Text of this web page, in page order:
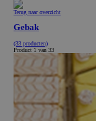
Terug naar overzicht
Gebak
(33 producten)
Product 1 van 33